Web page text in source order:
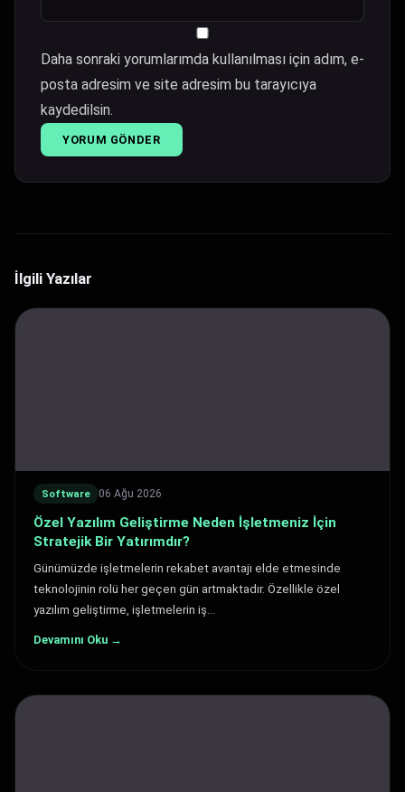
Daha sonraki yorumlarımda kullanılması için adım, e-
posta adresim ve site adresim bu tarayıcıya
kaydedilsin.
İlgili Yazılar
Software 06 Ağu 2026
Özel Yazılım Geliştirme Neden İşletmeniz İçin
Stratejik Bir Yatırımdır?
Günümüzde işletmelerin rekabet avantajı elde etmesinde
teknolojinin rolü her geçen gün artmaktadır. Özellikle özel
yazılım geliştirme, işletmelerin iş…
Devamını Oku →